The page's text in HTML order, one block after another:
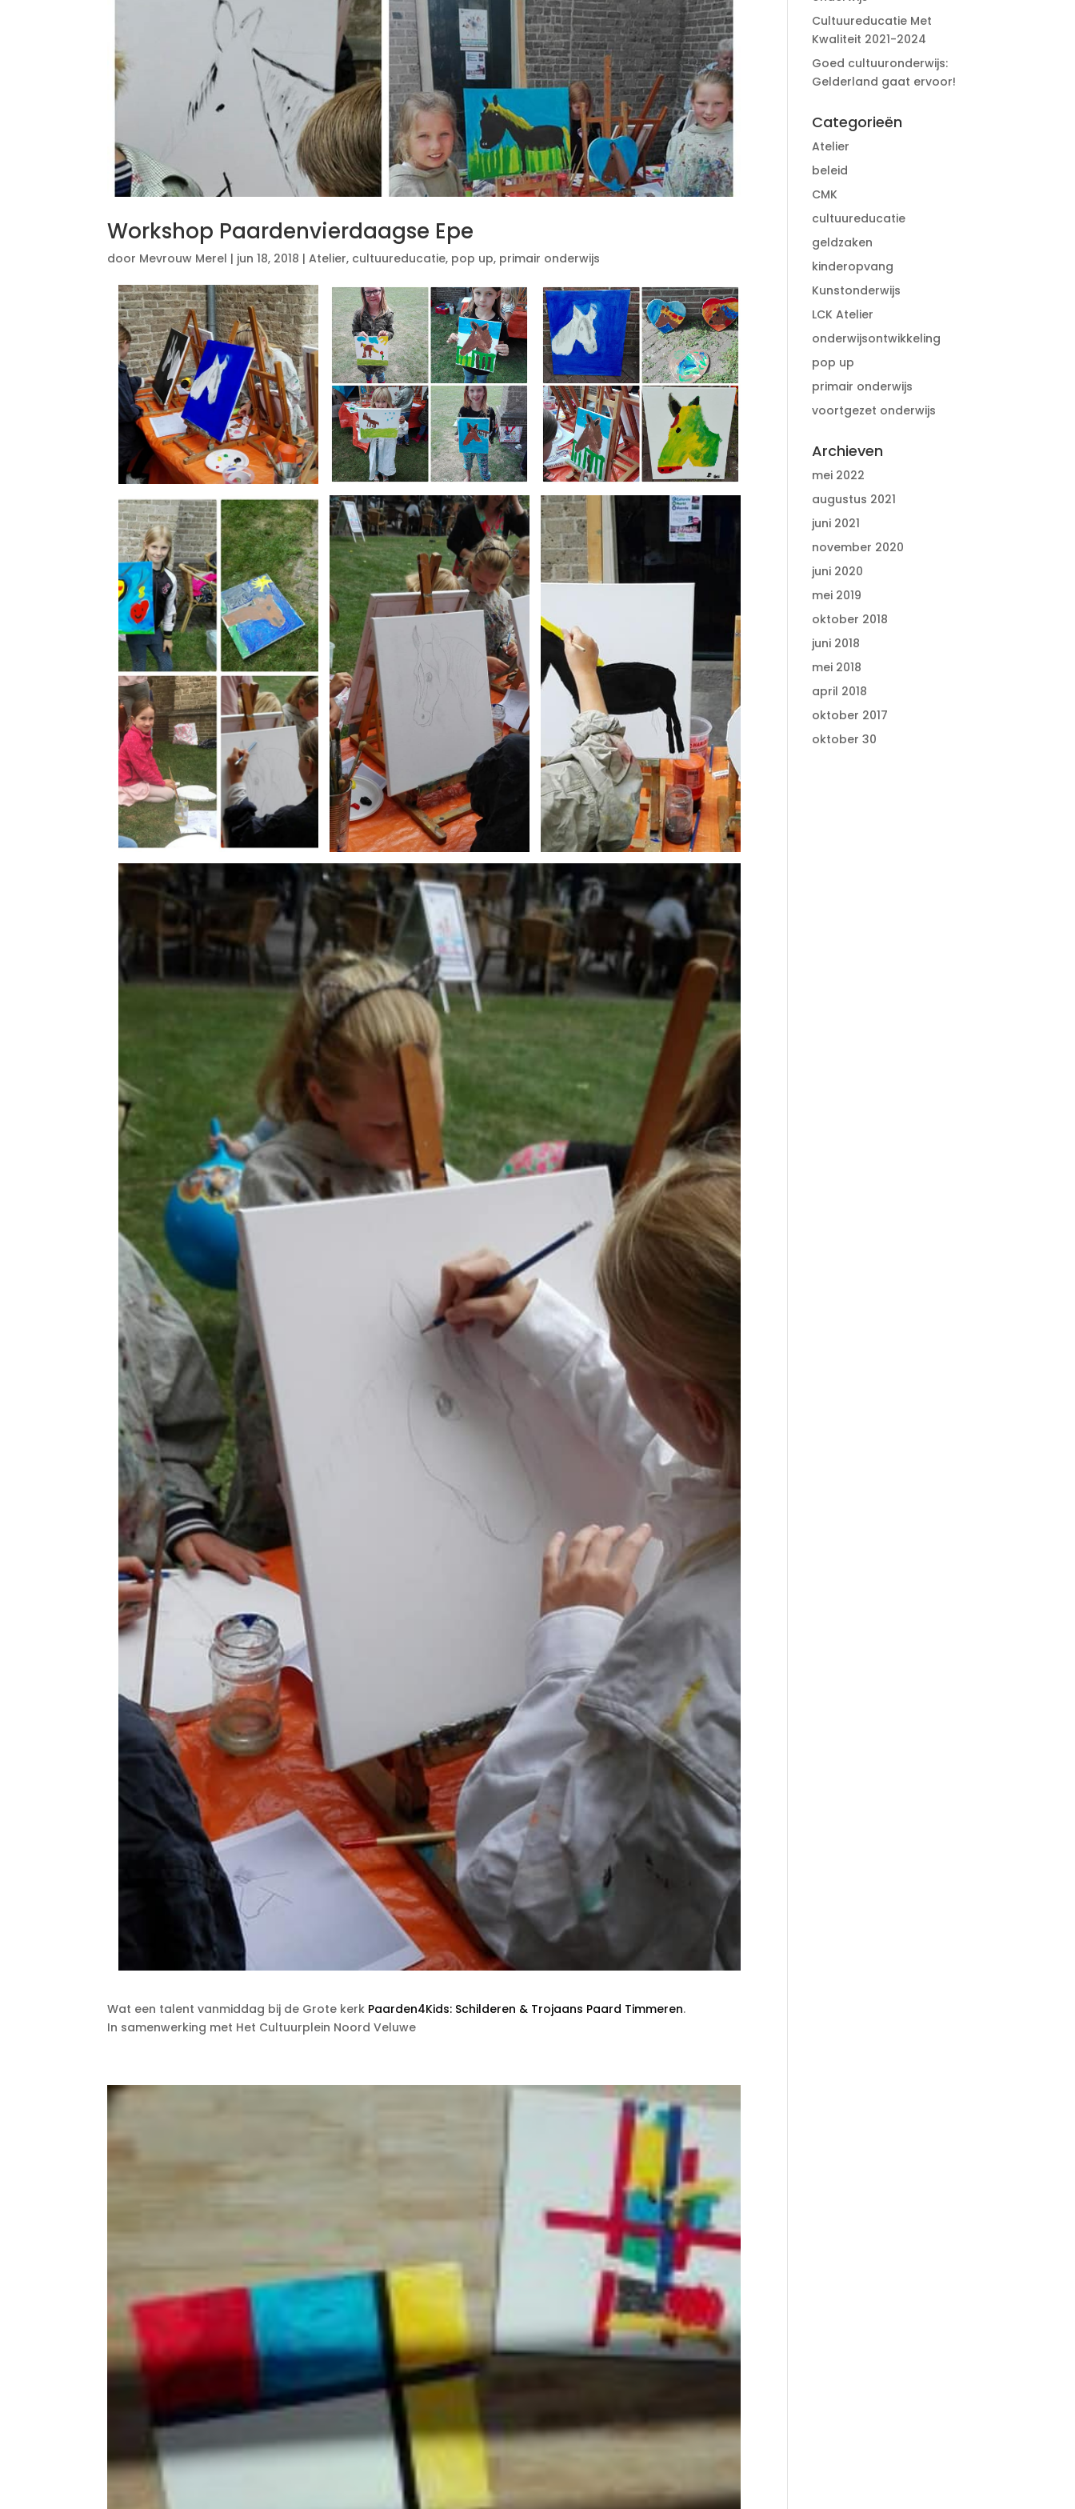
Workshop Paardenvierdaagse Epe
door Mevrouw Merel | jun 18, 2018 |Atelier, cultuureducatie, pop up, primair onderwijs
Wat een talent vanmiddag bij de Grote kerk Paarden4Kids: Schilderen & Trojaans Paard Timmeren.
In samenwerking met Het Cultuurplein Noord Veluwe
Cultuureducatie Met
Kwaliteit 2021-2024
Goed cultuuronderwijs:
Gelderland gaat ervoor!
Categorieën
Atelier
beleid
CMK
cultuureducatie
geldzaken
kinderopvang
Kunstonderwijs
LCK Atelier
onderwijsontwikkeling
pop up
primair onderwijs
voortgezet onderwijs
Archieven
mei 2022
augustus 2021
juni 2021
november 2020
juni 2020
mei 2019
oktober 2018
juni 2018
mei 2018
april 2018
oktober 2017
oktober 30